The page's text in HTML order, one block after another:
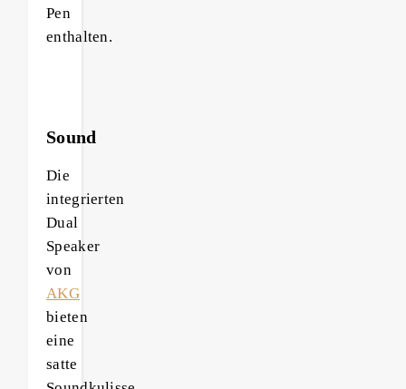
Pen
enthalten.
Sound
Die
integrierten
Dual
Speaker
von
AKG
bieten
eine
satte